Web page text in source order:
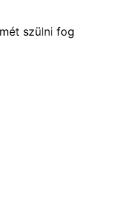
szülni fog